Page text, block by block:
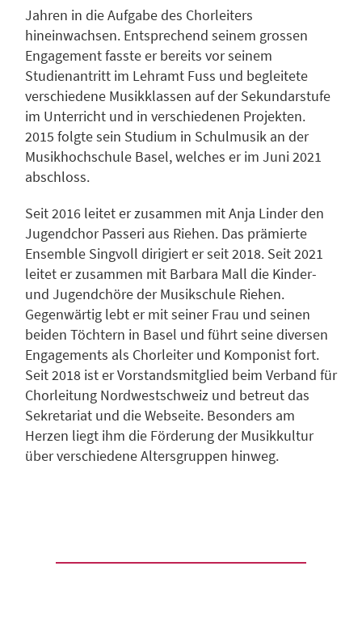
Jahren in die Aufgabe des Chorleiters
hineinwachsen. Entsprechend seinem grossen
Engagement fasste er bereits vor seinem
Studienantritt im Lehramt Fuss und begleitete
verschiedene Musikklassen auf der Sekundarstufe
im Unterricht und in verschiedenen Projekten.
2015 folgte sein Studium in Schulmusik an der
Musikhochschule Basel, welches er im Juni 2021
abschloss.
Seit 2016 leitet er zusammen mit Anja Linder den
Jugendchor Passeri aus Riehen. Das prämierte
Ensemble Singvoll dirigiert er seit 2018. Seit 2021
leitet er zusammen mit Barbara Mall die Kinder-
und Jugendchöre der Musikschule Riehen.
Gegenwärtig lebt er mit seiner Frau und seinen
beiden Töchtern in Basel und führt seine diversen
Engagements als Chorleiter und Komponist fort.
Seit 2018 ist er Vorstandsmitglied beim Verband für
Chorleitung Nordwestschweiz und betreut das
Sekretariat und die Webseite. Besonders am
Herzen liegt ihm die Förderung der Musikkultur
über verschiedene Altersgruppen hinweg.